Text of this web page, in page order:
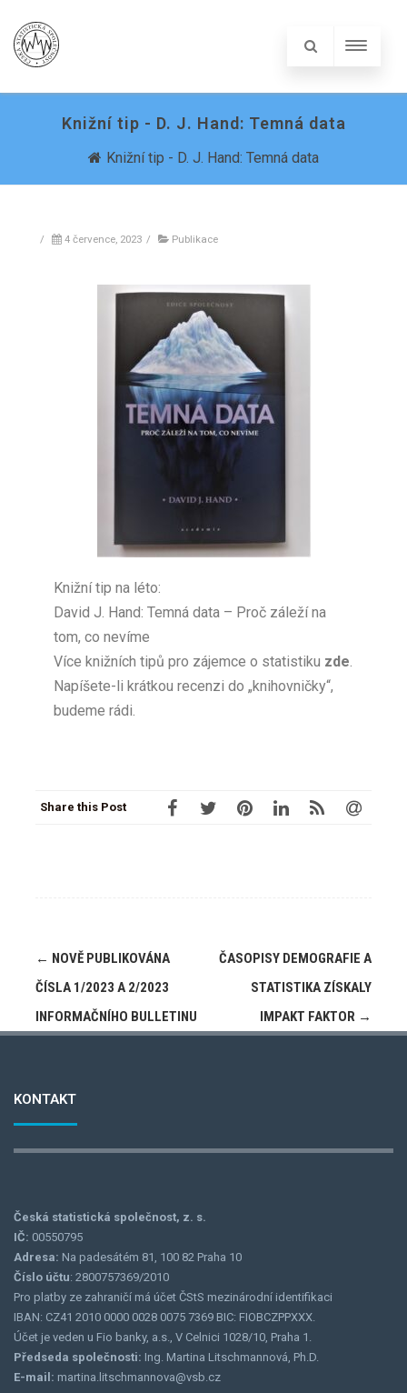
Knižní tip - D. J. Hand: Temná data
Knižní tip - D. J. Hand: Temná data
/ 4 července, 2023 / Publikace
Knižní tip na léto:
David J. Hand: Temná data – Proč záleží na
tom, co nevíme
Více knižních tipů pro zájemce o statistiku zde.
Napíšete-li krátkou recenzi do „knihovničky“,
budeme rádi.
Share this Post
← NOVĚ PUBLIKOVÁNA
ČÍSLA 1/2023 A 2/2023
INFORMAČNÍHO BULLETINU
ČASOPISY DEMOGRAFIE A
STATISTIKA ZÍSKALY
IMPAKT FAKTOR →
KONTAKT
Česká statistická společnost, z. s.
IČ: 00550795
Adresa: Na padesátém 81, 100 82 Praha 10
Číslo účtu: 2800757369/2010
Pro platby ze zahraničí má účet ČStS mezinárodní identifikaci
IBAN: CZ41 2010 0000 0028 0075 7369 BIC: FIOBCZPPXXX.
Účet je veden u Fio banky, a.s., V Celnici 1028/10, Praha 1.
Předseda společnosti: Ing. Martina Litschmannová, Ph.D.
E-mail: martina.litschmannova@vsb.cz